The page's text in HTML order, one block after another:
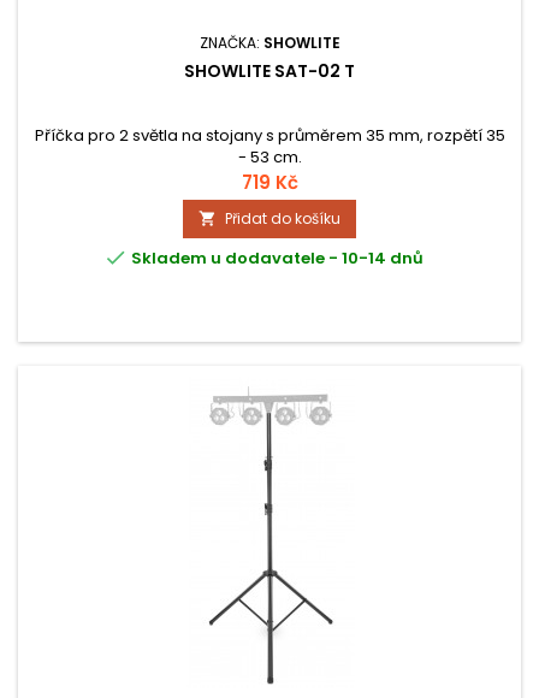
ZNAČKA: SHOWLITE
SHOWLITE SAT-02 T
Příčka pro 2 světla na stojany s průměrem 35 mm, rozpětí 35
- 53 cm.
719 Kč
 Přidat do košíku
 Skladem u dodavatele - 10-14 dnů